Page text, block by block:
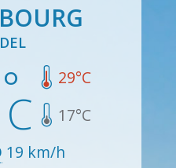
29°C
17°C
19 km/h